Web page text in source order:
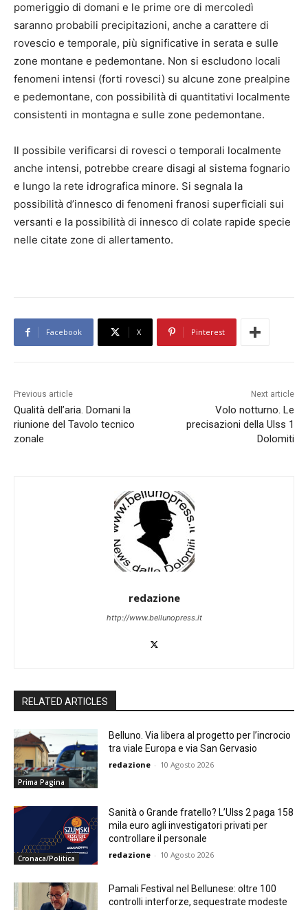
pomeriggio di domani e le prime ore di mercoledì
saranno probabili precipitazioni, anche a carattere di
rovescio e temporale, più significative in serata e sulle
zone montane e pedemontane. Non si escludono locali
fenomeni intensi (forti rovesci) su alcune zone prealpine
e pedemontane, con possibilità di quantitativi localmente
consistenti in montagna e sulle zone pedemontane.
Il possibile verificarsi di rovesci o temporali localmente
anche intensi, potrebbe creare disagi al sistema fognario
e lungo la rete idrografica minore. Si segnala la
possibilità d’innesco di fenomeni franosi superficiali sui
versanti e la possibilità di innesco di colate rapide specie
nelle citate zone di allertamento.
Facebook X Pinterest
Previous article
Qualità dell’aria. Domani la
riunione del Tavolo tecnico
zonale
Next article
Volo notturno. Le
precisazioni della Ulss 1
Dolomiti
redazione
http://www.bellunopress.it
RELATED ARTICLES
Prima Pagina
Belluno. Via libera al progetto per l’incrocio
tra viale Europa e via San Gervasio
redazione - 10 Agosto 2026
Cronaca/Politica
Sanità o Grande fratello? L’Ulss 2 paga 158
mila euro agli investigatori privati per
controllare il personale
redazione - 10 Agosto 2026
Pamali Festival nel Bellunese: oltre 100
controlli interforze, sequestrate modeste